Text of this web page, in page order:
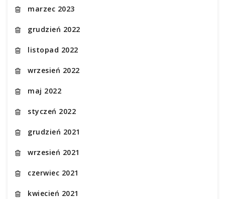
marzec 2023
grudzień 2022
listopad 2022
wrzesień 2022
maj 2022
styczeń 2022
grudzień 2021
wrzesień 2021
czerwiec 2021
kwiecień 2021